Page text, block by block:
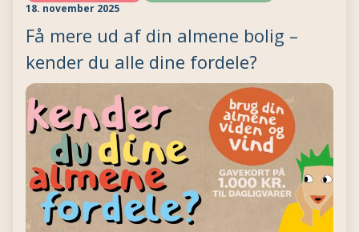
18. november 2025
Få mere ud af din almene bolig –
kender du alle dine fordele?